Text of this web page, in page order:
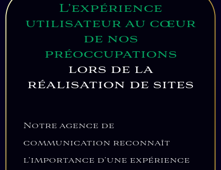
L’expérience
utilisateur au cœur
de nos
préoccupations
lors de la
réalisation de sites
Notre agence de
communication reconnaît
l’importance d’une expérience